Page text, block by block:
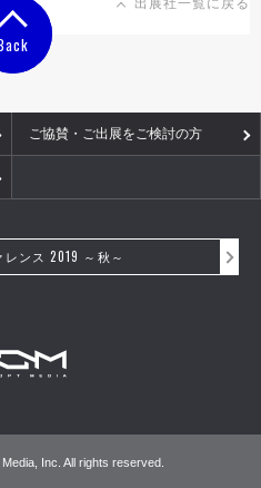
出展社一覧に戻る
ご協賛・ご出展をご検討の方
ンス 2019 ～秋～
Inc. All rights reserved.